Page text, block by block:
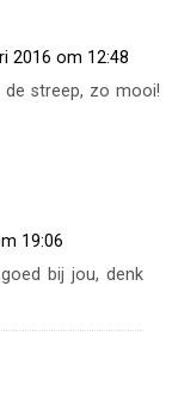
2016 om 12:48
de streep, zo mooi!
19:06
bij jou, denk